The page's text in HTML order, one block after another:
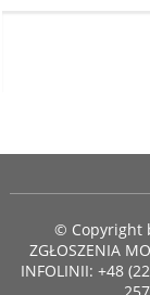
© Copyright
ZGŁOSZENIA
INFOLINII: +48